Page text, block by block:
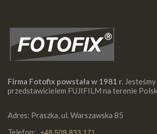
Firma Fotofix powstała w 1981 r .
przedstawicielem FUJIFILM na terenie
Adres: Praszka, ul. Warszawska 85
Telefon:
+48 509 833 171